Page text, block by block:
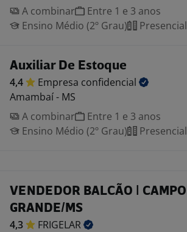
A combinar
Entre 1 e 3 anos
Ensino Médio (2º Grau)
Presencial
Auxiliar De Estoque
4,4 Empresa confidencial
Amambaí - MS
A combinar
Entre 1 e 3 anos
Ensino Médio (2º Grau)
Presencial
VENDEDOR BALCÃO | CAMPO
GRANDE/MS
4,3
FRIGELAR